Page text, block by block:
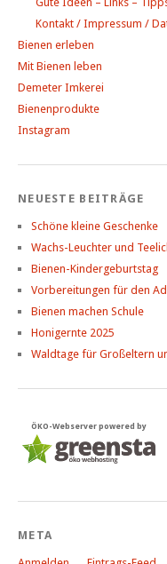
Kontakt / Impressum /
Bienen erleben
Mit Bienen leben
Demeter Imkerei
Bienenprodukte
Instagram
NEUESTE BEITRÄGE
Schöne kleine Geschenke
Wachs-Leuchter und
Bienen-Kindergeburtstag
Vorbereitungen für den
Bienen machen Schule
Honigernte 2025
Waldtage für Großeltern
ÖKO-Webserver powered by
META